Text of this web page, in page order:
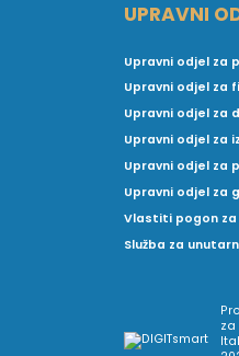
UPRAVNI
Upravni odjel za
Upravni odjel za
Upravni odjel za
Upravni odjel za
Upravni odjel za
Upravni odjel za
Vlastiti pogon
Služba za
za